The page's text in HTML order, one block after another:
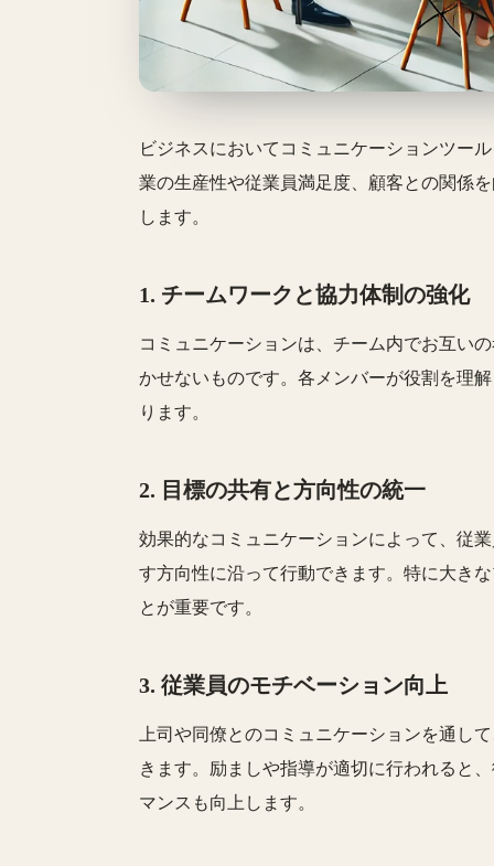
ビジネスにおいてコミュニケーションツー
業の生産性や従業員満足度、顧客との関係
します。
1. チームワークと協力体制の強化
コミュニケーションは、チーム内でお互い
かせないものです。各メンバーが役割を理
ります。
2. 目標の共有と方向性の統一
効果的なコミュニケーションによって、従
す方向性に沿って行動できます。特に大き
とが重要です。
3. 従業員のモチベーション向上
上司や同僚とのコミュニケーションを通し
きます。励ましや指導が適切に行われると
マンスも向上します。